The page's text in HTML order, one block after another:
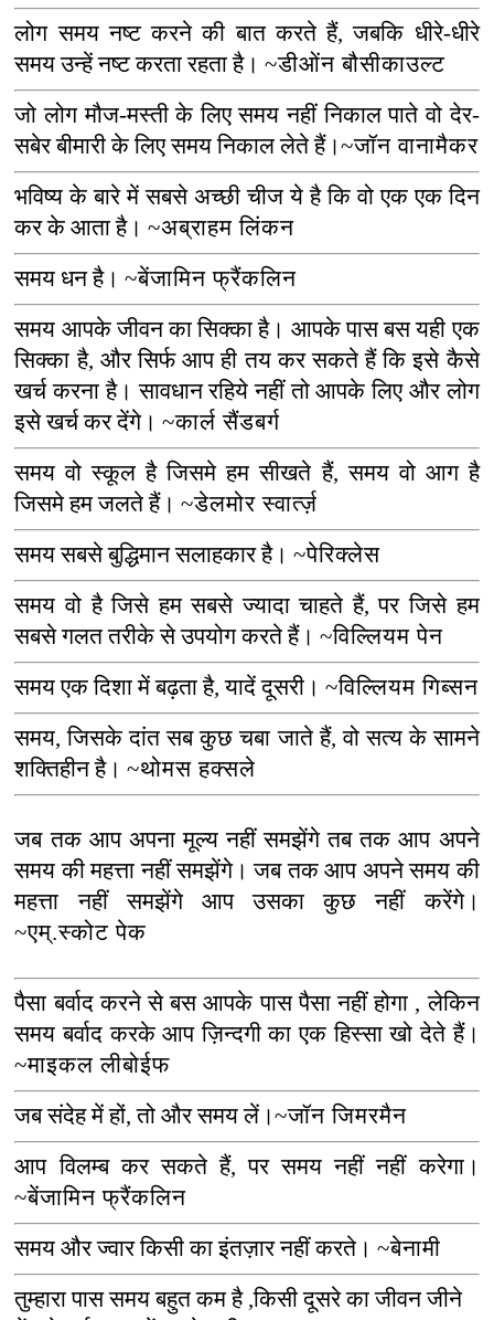
लोग समय नष्ट करने की बात करते हैं,जबकि धीरे-धीरे
समय उन्हें नष्ट करता रहता है।~डीओंन बौसीकाउल्ट
जो लोग मौज-मस्ती के लिए समय नहीं निकाल पाते वो देर-
सबेर बीमारी के लिए समय निकाल लेते हैं।~जॉन वानामैकर
भविष्य के बारे में सबसे अच्छी चीज ये है कि वो एक एक दिन
कर के आता है।~अब्राहम लिंकन
समय धन है।~बेंजामिन फ्रैंकलिन
समय आपके जीवन का सिक्का है। आपके पास बस यही एक
सिक्का है, और सिर्फ आप ही तय कर सकते हैं कि इसे कैसे
खर्च करना है। सावधान रहिये नहीं तो आपके लिए और लोग
इसे खर्च कर देंगे।~कार्ल सैंडबर्ग
समय वो स्कूल है जिसमे हम सीखते हैं,समय वो आग है
जिसमे हम जलते हैं।~डेलमोर स्वार्त्ज़
समय सबसे बुद्धिमान सलाहकार है।~पेरिक्लेस
समय वो है जिसे हम सबसे ज्यादा चाहते हैं,पर जिसे हम
सबसे गलत तरीके से उपयोग करते हैं।~विल्लियम पेन
समय एक दिशा में बढ़ता है,यादें दूसरी।~विल्लियम गिब्सन
समय,जिसके दांत सब कुछ चबा जाते हैं,वो सत्य के सामने
शक्तिहीन है।~थोमस हक्सले
जब तक आप अपना मूल्य नहीं समझेंगे तब तक आप अपने
समय की महत्ता नहीं समझेंगे। जब तक आप अपने समय की
महत्ता नहीं समझेंगे आप उसका कुछ नहीं करेंगे।
~एम्.स्कोट पेक
पैसा बर्वाद करने से बस आपके पास पैसा नहीं होगा ,लेकिन
समय बर्वाद करके आप ज़िन्दगी का एक हिस्सा खो देते हैं।
~माइकल लीबोईफ
जब संदेह में हों,तो और समय लें।~जॉन जिमरमैन
आप विलम्ब कर सकते हैं,पर समय नहीं नहीं करेगा।
~बेंजामिन फ्रैंकलिन
समय और ज्वार किसी का इंतज़ार नहीं करते।~बेनामी
तुम्हारा पास समय बहुत कम है ,किसी दूसरे का जीवन जीने